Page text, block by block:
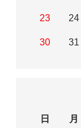
23 24
30 31
日
月